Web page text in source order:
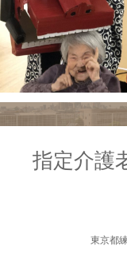
指定介護
東京都